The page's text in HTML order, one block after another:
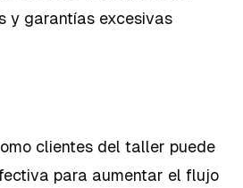
y garantías excesivas
clientes del taller puede
para aumentar el flujo